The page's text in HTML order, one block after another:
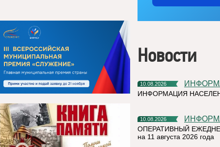
Новости
10.08.2026
ИНФОРМАЦИЯ
10.08.2026
ОПЕРАТИВНЫЙ
на 11 августа 2026 года